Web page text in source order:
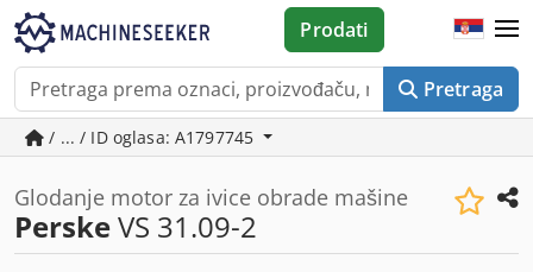
Pretraga
Prodati
/ ... / ID oglasa: A1797745
Glodanje motor za ivice obrade mašine
PerskeVS 31.09-2